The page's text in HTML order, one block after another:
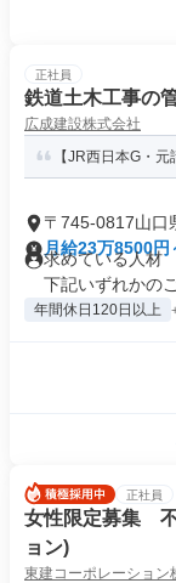
正社員
鉄道土木工事の
広成建設株式会社
【JR西日本G・
〒745-0817山口
月給23万8500円
求めている人材
下記いずれかの
年間休日120日以上
正社員
女性限定募集
ョン)
東建コーポレーション